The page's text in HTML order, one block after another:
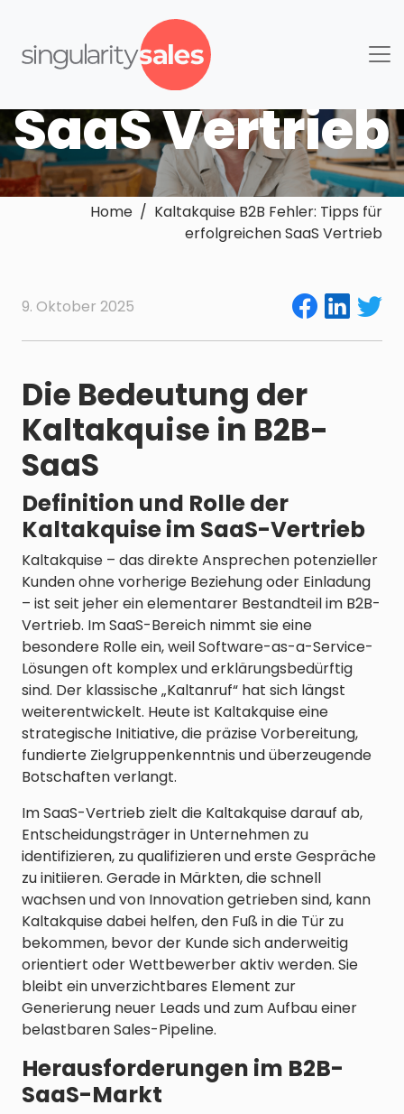
erfolgreichen
SaaS Vertrieb
Home / Kaltakquise B2B Fehler: Tipps für
erfolgreichen SaaS Vertrieb
9. Oktober 2025
Die Bedeutung der
Kaltakquise in B2B-
SaaS
Definition und Rolle der
Kaltakquise im SaaS-Vertrieb
Kaltakquise – das direkte Ansprechen potenzieller
Kunden ohne vorherige Beziehung oder Einladung
– ist seit jeher ein elementarer Bestandteil im B2B-
Vertrieb. Im SaaS-Bereich nimmt sie eine
besondere Rolle ein, weil Software-as-a-Service-
Lösungen oft komplex und erklärungsbedürftig
sind. Der klassische „Kaltanruf“ hat sich längst
weiterentwickelt. Heute ist Kaltakquise eine
strategische Initiative, die präzise Vorbereitung,
fundierte Zielgruppenkenntnis und überzeugende
Botschaften verlangt.
Im SaaS-Vertrieb zielt die Kaltakquise darauf ab,
Entscheidungsträger in Unternehmen zu
identifizieren, zu qualifizieren und erste Gespräche
zu initiieren. Gerade in Märkten, die schnell
wachsen und von Innovation getrieben sind, kann
Kaltakquise dabei helfen, den Fuß in die Tür zu
bekommen, bevor der Kunde sich anderweitig
orientiert oder Wettbewerber aktiv werden. Sie
bleibt ein unverzichtbares Element zur
Generierung neuer Leads und zum Aufbau einer
belastbaren Sales-Pipeline.
Herausforderungen im B2B-
SaaS-Markt